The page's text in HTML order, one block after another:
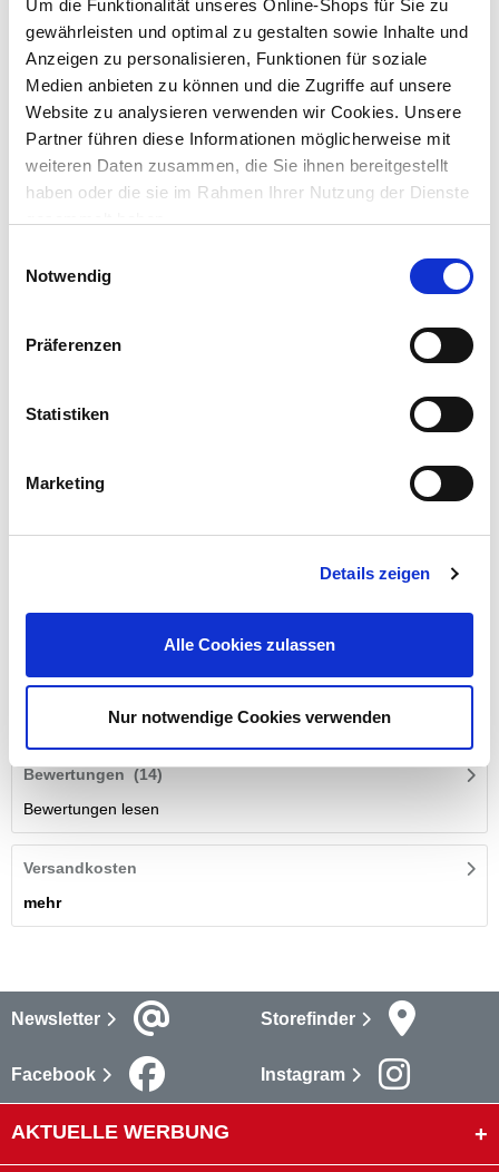
Um die Funktionalität unseres Online-Shops für Sie zu
gewährleisten und optimal zu gestalten sowie Inhalte und
Anzeigen zu personalisieren, Funktionen für soziale
Medien anbieten zu können und die Zugriffe auf unsere
Website zu analysieren verwenden wir Cookies. Unsere
Partner führen diese Informationen möglicherweise mit
weiteren Daten zusammen, die Sie ihnen bereitgestellt
haben oder die sie im Rahmen Ihrer Nutzung der Dienste
Notwendig
Präferenzen
Statistiken
Marketing
Details zeigen
Alle Cookies zulassen
Nur notwendige Cookies verwenden
Menge
In den Warenkorb
Merken
ZUBEHÖR UND PASSENDE ARTIKEL:
Beschreibung
in schräger Form für die Anzucht von Gemüse
witterungsbeständigem Aluminium-Rahmen und Polycarbonat
mehr
Bewertungen (14)
Bewertungen lesen
Versandkosten
mehr
Newsletter Storefinder
Facebook Instagram
AKTUELLE WERBUNG